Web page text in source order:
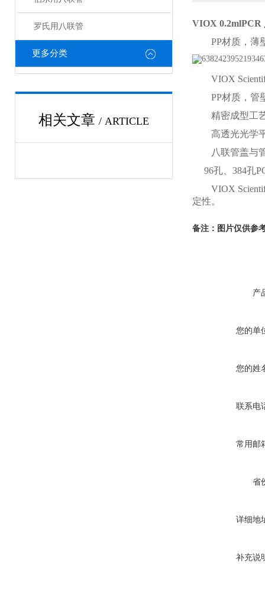
罗氏用八联管
更多分类
相关文章 / ARTICLE
VIOX 0.2mlPCR
PP材质，薄壁
VIOX
PP材质，管壁
精密成型工艺
高透光光学平
八联管盖与管
96孔、384孔
VIOX Scientific
定性。
备注：图片仅供参
产
您的单
您的姓
联系电
常用邮
省
详细地
补充说